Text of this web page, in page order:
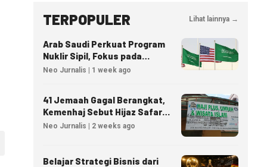
TERPOPULER Lihat lainnya →
Arab Saudi Perkuat Program
Nuklir Sipil, Fokus pada
Transfer Teknologi dan
Neo Jurnalis | 1 week ago
41 Jemaah Gagal Berangkat,
Kemenhaj Sebut Hijaz Safar
Tidak Masuk Daftar Resmi
Neo Jurnalis | 2 weeks ago
Belajar Strategi Bisnis dari